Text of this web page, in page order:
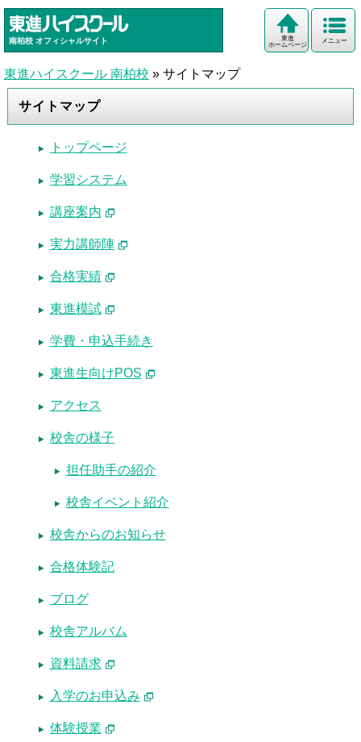
南柏校 オフィシャルサイト メニュー
東進
ホームページ
東進ハイスクール 南柏校 » サイトマップ
サイトマップ
トップページ
学習システム
講座案内
実力講師陣
合格実績
東進模試
学費・申込手続き
東進生向けPOS
アクセス
校舎の様子
担任助手の紹介
校舎イベント紹介
校舎からのお知らせ
合格体験記
ブログ
校舎アルバム
資料請求
入学のお申込み
体験授業